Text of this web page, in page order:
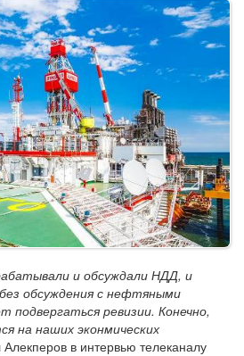
и обсуждали НДД, и
обсуждения с нефтяными
подвергаться ревизии. Конечно,
на наших эконмических
Алекперов в интервью телеканалу